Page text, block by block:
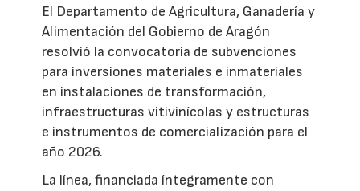
El Departamento de Agricultura, Ganadería y
Alimentación del Gobierno de Aragón
resolvió la convocatoria de subvenciones
para inversiones materiales e inmateriales
en instalaciones de transformación,
infraestructuras vitivinícolas y estructuras
e instrumentos de comercialización para el
año 2026.
La línea, financiada íntegramente con